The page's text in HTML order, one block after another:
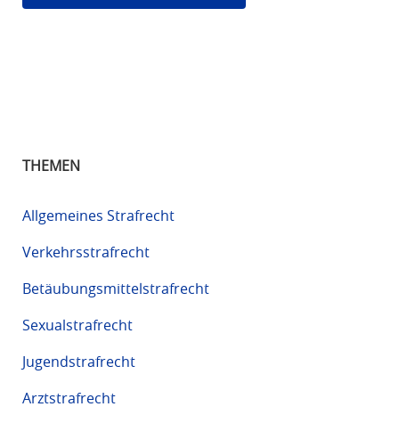
THEMEN
Allgemeines Strafrecht
Verkehrsstrafrecht
Betäubungsmittelstrafrecht
Sexualstrafrecht
Jugendstrafrecht
Arztstrafrecht